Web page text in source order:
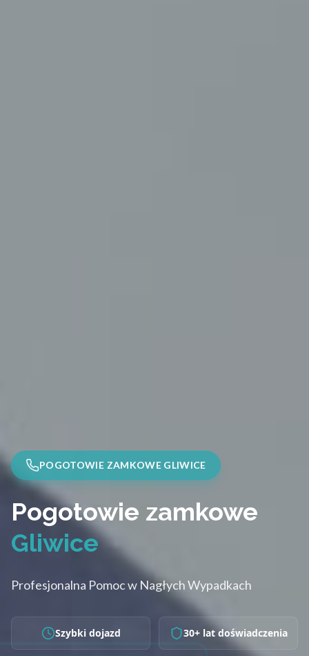
POGOTOWIE ZAMKOWE GLIWICE
Pogotowie zamkowe
Gliwice
Profesjonalna Pomoc w Nagłych Wypadkach
Szybki dojazd 30+ lat doświadczenia